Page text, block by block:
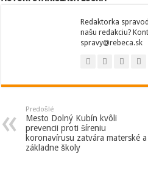
Redaktorka
našu redakciu?
spravy@rebeca.sk
Predošlé
Mesto Dolný Kubín kvôli
prevencii proti šíreniu
koronavírusu zatvára materské a
základne školy